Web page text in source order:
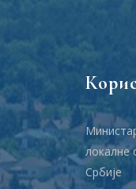
локалне
Србије